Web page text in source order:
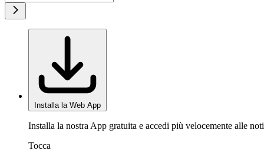
Installa la Web App
Installa la nostra App gratuita e accedi più velocemente alle
Tocca